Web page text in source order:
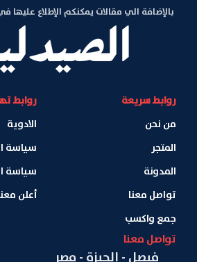
بالإضافة الي مقالات يمكنكم الإطلاع عليها
روابط سريعة
من نحن
المتجر
المدونة
تواصل معنا
جمع واكسب
روابط
الادوية
سياسة
سياسة
أعلن
تواصل معنا